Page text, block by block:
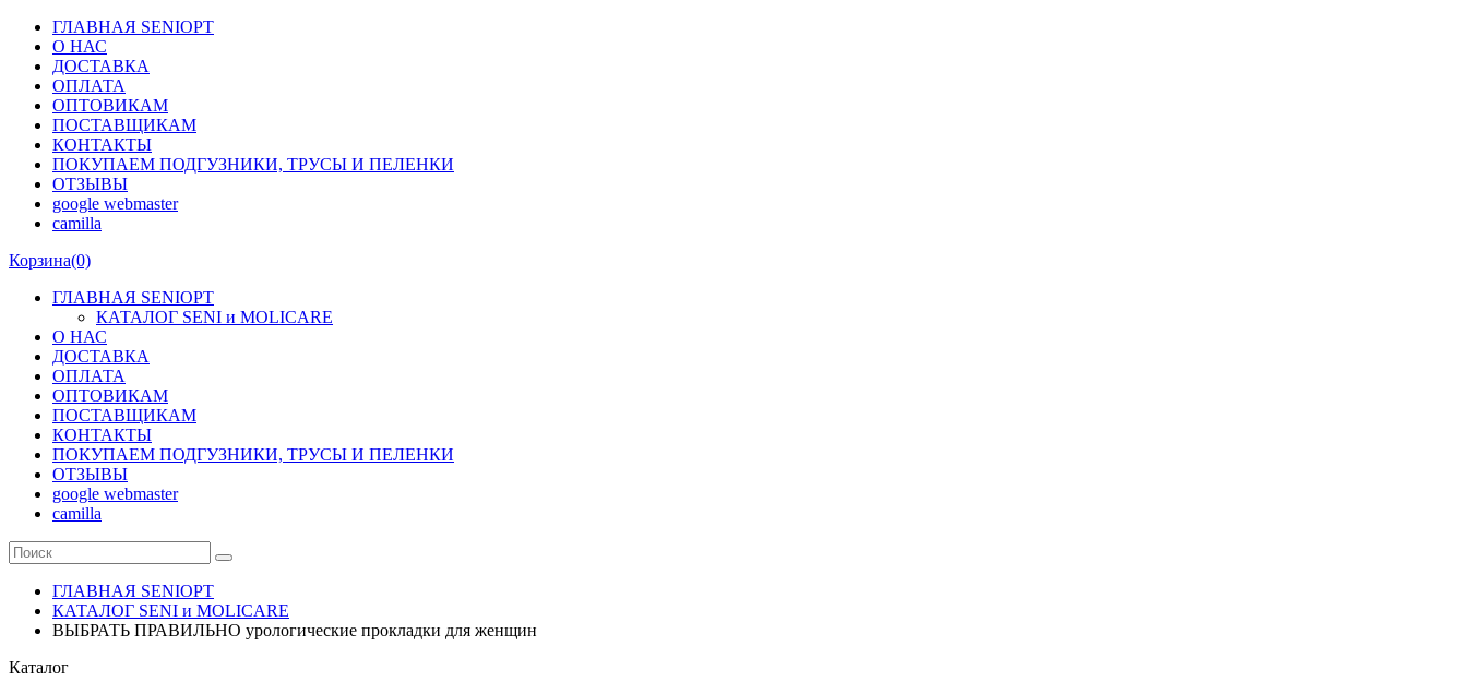
ГЛАВНАЯ SENIOPT
О НАС
ДОСТАВКА
ОПЛАТА
ОПТОВИКАМ
ПОСТАВЩИКАМ
КОНТАКТЫ
ПОКУПАЕМ ПОДГУЗНИКИ, ТРУСЫ И ПЕЛЕНКИ
ОТЗЫВЫ
google webmaster
camilla
Корзина(0)
ГЛАВНАЯ SENIOPT
КАТАЛОГ SENI и MOLICARE
О НАС
ДОСТАВКА
ОПЛАТА
ОПТОВИКАМ
ПОСТАВЩИКАМ
КОНТАКТЫ
ПОКУПАЕМ ПОДГУЗНИКИ, ТРУСЫ И ПЕЛЕНКИ
ОТЗЫВЫ
google webmaster
camilla
ГЛАВНАЯ SENIOPT
КАТАЛОГ SENI и MOLICARE
ВЫБРАТЬ ПРАВИЛЬНО урологические прокладки для женщин
Каталог